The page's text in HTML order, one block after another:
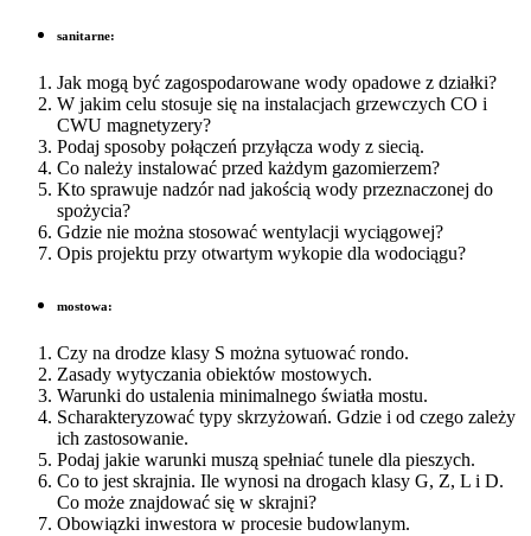
sanitarne:
Jak mogą być zagospodarowane wody opadowe z działki?
W jakim celu stosuje się na instalacjach grzewczych CO i
CWU magnetyzery?
Podaj sposoby połączeń przyłącza wody z siecią.
Co należy instalować przed każdym gazomierzem?
Kto sprawuje nadzór nad jakością wody przeznaczonej do
spożycia?
Gdzie nie można stosować wentylacji wyciągowej?
Opis projektu przy otwartym wykopie dla wodociągu?
mostowa:
Czy na drodze klasy S można sytuować rondo.
Zasady wytyczania obiektów mostowych.
Warunki do ustalenia minimalnego światła mostu.
Scharakteryzować typy skrzyżowań. Gdzie i od czego zależy
ich zastosowanie.
Podaj jakie warunki muszą spełniać tunele dla pieszych.
Co to jest skrajnia. Ile wynosi na drogach klasy G, Z, L i D.
Co może znajdować się w skrajni?
Obowiązki inwestora w procesie budowlanym.